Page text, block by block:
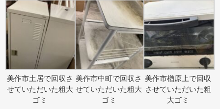
美作市土居で回収さ
せていただいた粗大
ゴミ
美作市中町で回収さ
せていただいた粗大
ゴミ
美作市楢原上で回収
させていただいた粗
大ゴミ